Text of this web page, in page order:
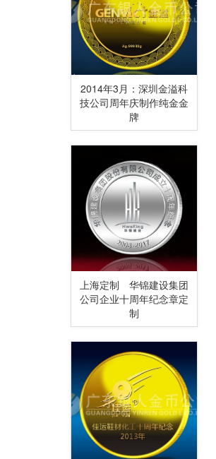
2014年3月：深圳金溢科
技公司周年庆制作纯金金
牌
上海定制 华锦建设集团
公司企业十周年纪念章定
制